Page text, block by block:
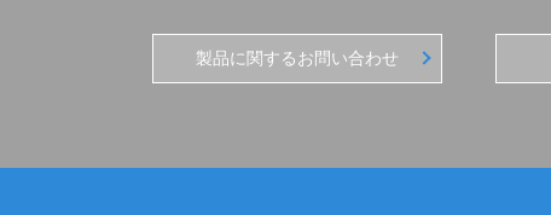
製品に関するお問い合わせ